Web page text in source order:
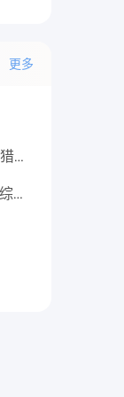
更多
TOP10！2026年最新中国十大猎头公司排行榜
2026年最新十大医药猎头公司综合排行榜